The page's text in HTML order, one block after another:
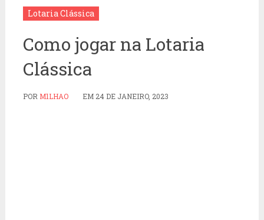
Lotaria Clássica
Como jogar na Lotaria
Clássica
POR M1LHAO EM 24 DE JANEIRO, 2023